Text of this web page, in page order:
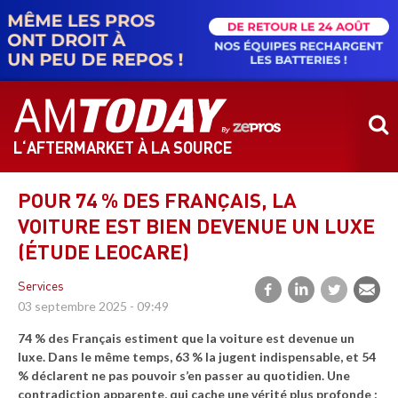
contenu
principal
L‘AFTERMARKET À LA SOURCE
POUR 74 % DES FRANÇAIS, LA
VOITURE EST BIEN DEVENUE UN LUXE
(ÉTUDE LEOCARE)
Services
03 septembre 2025 - 09:49
74 % des Français estiment que la voiture est devenue un
luxe. Dans le même temps, 63 % la jugent indispensable, et 54
% déclarent ne pas pouvoir s’en passer au quotidien. Une
contradiction apparente, qui cache une vérité plus profonde :